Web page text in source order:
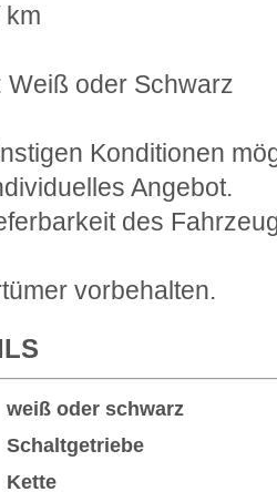
km
Weiß oder Schwarz
Konditionen
Angebot.
des
vorbehalten.
weiß oder schwarz
Schaltgetriebe
Kette